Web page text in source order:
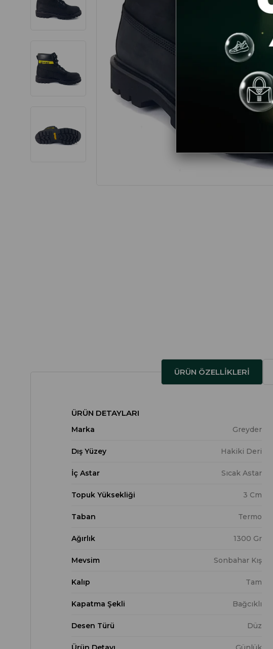
ÜRÜN ÖZELLIKLERI
ÜRÜN DETAYLARI
Marka Greyder
Dış Yüzey Hakiki Deri
İç Astar Sıcak Astar
Topuk Yüksekliği 3 Cm
Taban Termo
Ağırlık 1300 Gr
Mevsim Sonbahar Kış
Kalıp Tam
Kapatma Şekli Bağcıklı
Desen Türü Düz